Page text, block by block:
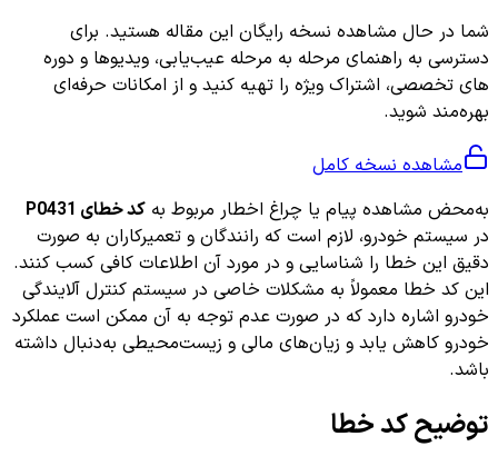
شما در حال مشاهده نسخه رایگان این مقاله هستید. برای
دسترسی به راهنمای مرحله به مرحله عیب‌یابی، ویدیوها و دوره
های تخصصی، اشتراک ویژه را تهیه کنید و از امکانات حرفه‌ای
بهره‌مند شوید.
مشاهده نسخه کامل
به‌محض مشاهده پیام یا چراغ اخطار مربوط به کد خطای P0431
در سیستم خودرو، لازم است که رانندگان و تعمیرکاران به صورت
دقیق این خطا را شناسایی و در مورد آن اطلاعات کافی کسب کنند.
این کد خطا معمولاً به مشکلات خاصی در سیستم کنترل آلایندگی
خودرو اشاره دارد که در صورت عدم توجه به آن ممکن است عملکرد
خودرو کاهش یابد و زیان‌های مالی و زیست‌محیطی به‌دنبال داشته
باشد.
توضیح کد خطا